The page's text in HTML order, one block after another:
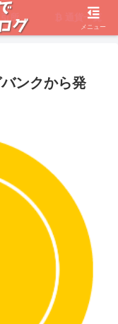
所 通貨一覧
ンクから発
メニュー